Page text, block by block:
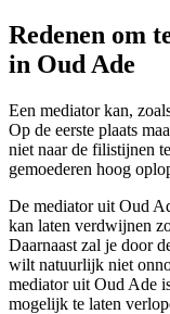
Redenen om
in Oud Ade
Een mediator kan,
Op de eerste plaats
niet naar de filistijnen
gemoederen hoog
De mediator uit Oud
kan laten verdwijnen
Daarnaast zal je door
wilt natuurlijk niet
mediator uit Oud Ade
mogelijk te laten